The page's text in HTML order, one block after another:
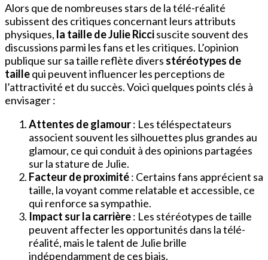
Alors que de nombreuses stars de la télé-réalité
subissent des critiques concernant leurs attributs
physiques, la taille de Julie Riccisuscite souvent des
discussions parmi les fans et les critiques. L’opinion
publique sur sa taille reflète divers stéréotypes de
taillequi peuvent influencer les perceptions de
l’attractivité et du succès. Voici quelques points clés à
envisager :
Attentes de glamour: Les téléspectateurs
associent souvent les silhouettes plus grandes au
glamour, ce qui conduit à des opinions partagées
sur la stature de Julie.
Facteur de proximité: Certains fans apprécient sa
taille, la voyant comme relatable et accessible, ce
qui renforce sa sympathie.
Impact sur la carrière: Les stéréotypes de taille
peuvent affecter les opportunités dans la télé-
réalité, mais le talent de Julie brille
indépendamment de ces biais.